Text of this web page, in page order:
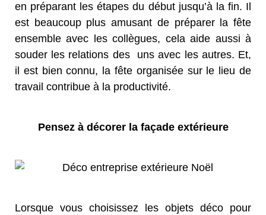
en préparant les étapes du début jusqu’à la fin. Il
est beaucoup plus amusant de préparer la fête
ensemble avec les collègues, cela aide aussi à
souder les relations des uns avec les autres. Et,
il est bien connu, la fête organisée sur le lieu de
travail contribue à la productivité.
Pensez à décorer la façade extérieure
Lorsque vous choisissez les objets déco pour